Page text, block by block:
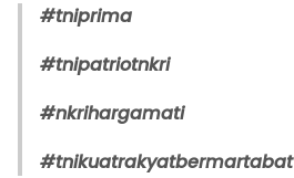
#tniprima
#tnipatriotnkri
#nkrihargamati
#tnikuatrakyatbermartabat